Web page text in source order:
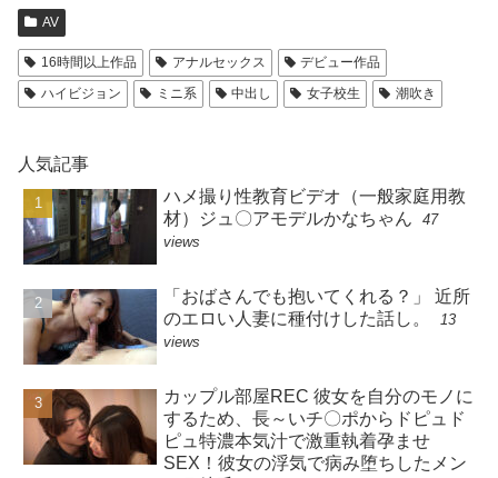
AV
16時間以上作品 アナルセックス
デビュー作品
ハイビジョン
ミニ系 中出し 女子校生 潮吹き
人気記事
ハメ撮り性教育ビデオ（一般家庭用教
材）ジュ〇アモデルかなちゃん
47
views
「おばさんでも抱いてくれる？」 近所
のエロい人妻に種付けした話し。
13
views
カップル部屋REC 彼女を自分のモノに
するため、長～いチ〇ポからドピュド
ピュ特濃本気汁で激重執着孕ませ
SEX！彼女の浮気で病み堕ちしたメン